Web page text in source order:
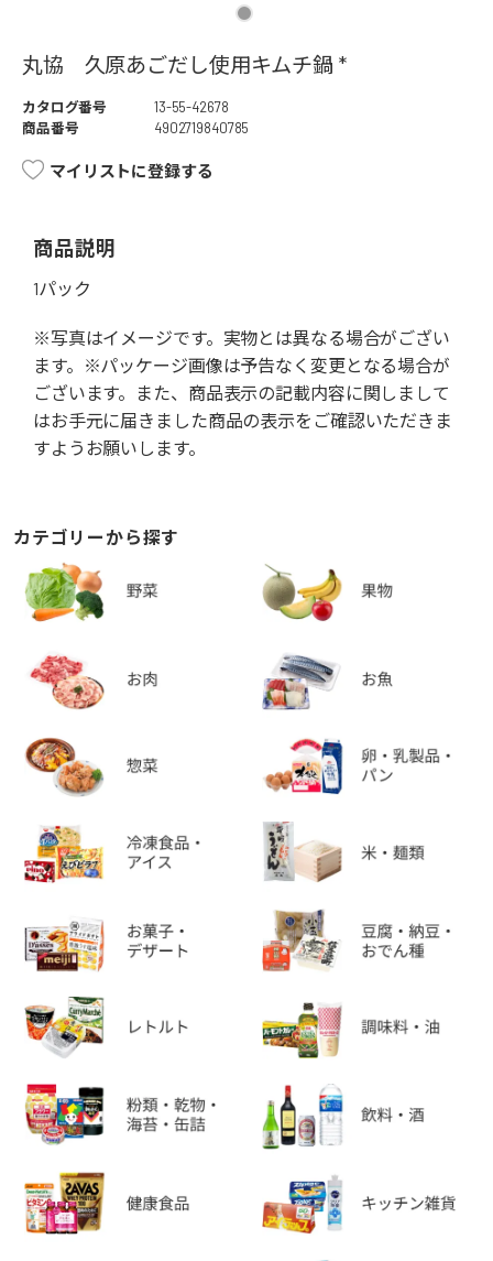
丸協 久原あごだし使用キムチ鍋 *
カタログ番号
13-55-42678
商品番号
4902719840785
マイリストに登録する
商品説明
1パック
※写真はイメージです。実物とは異なる場合がござい
ます。※パッケージ画像は予告なく変更となる場合が
ございます。また、商品表示の記載内容に関しまして
はお手元に届きました商品の表示をご確認いただきま
すようお願いします。
カテゴリーから探す